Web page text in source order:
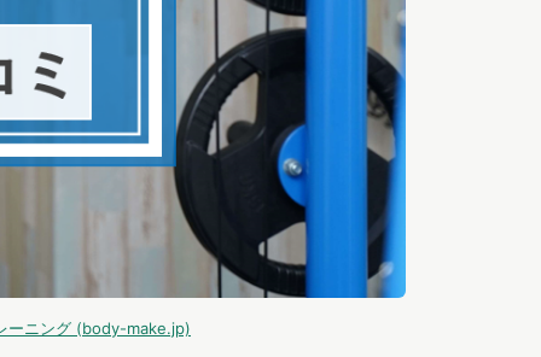
ーニング (body-make.jp)